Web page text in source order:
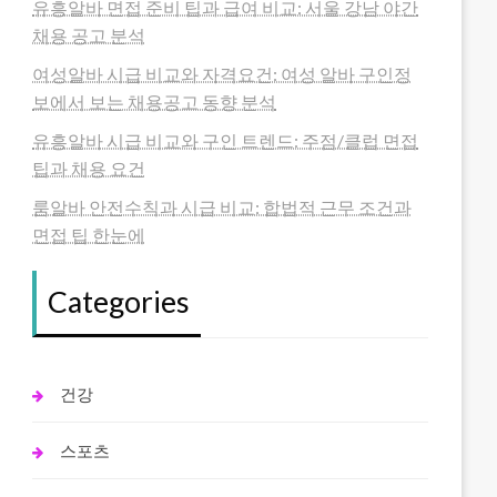
유흥알바 면접 준비 팁과 급여 비교: 서울 강남 야간
채용 공고 분석
여성알바 시급 비교와 자격요건: 여성 알바 구인정
보에서 보는 채용공고 동향 분석
유흥알바 시급 비교와 구인 트렌드: 주점/클럽 면접
팁과 채용 요건
룸알바 안전수칙과 시급 비교: 합법적 근무 조건과
면접 팁 한눈에
Categories
건강
스포츠